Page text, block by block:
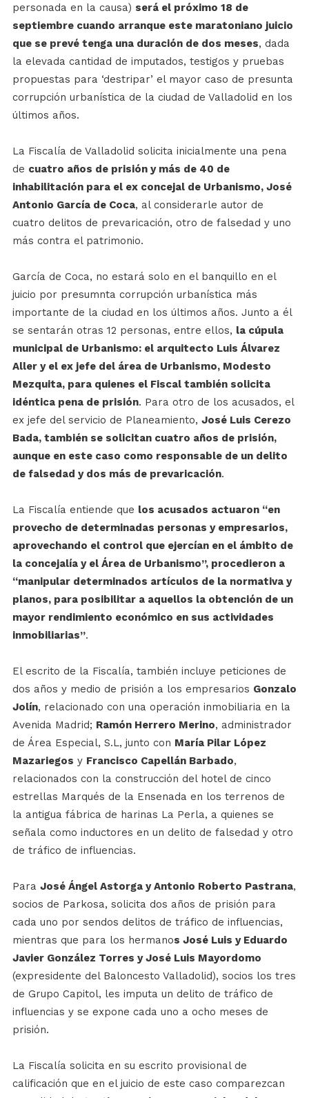
personada en la causa) será el próximo 18 de
septiembre cuando arranque este maratoniano juicio
que se prevé tenga una duración de dos meses, dada
la elevada cantidad de imputados, testigos y pruebas
propuestas para ‘destripar’ el mayor caso de presunta
corrupción urbanística de la ciudad de Valladolid en los
últimos años.
La Fiscalía de Valladolid solicita inicialmente una pena
de cuatro años de prisión y más de 40 de
inhabilitación para el ex concejal de Urbanismo, José
Antonio García de Coca, al considerarle autor de
cuatro delitos de prevaricación, otro de falsedad y uno
más contra el patrimonio.
García de Coca, no estará solo en el banquillo en el
juicio por presumnta corrupción urbanística más
importante de la ciudad en los últimos años. Junto a él
se sentarán otras 12 personas, entre ellos, la cúpula
municipal de Urbanismo: el arquitecto Luis Álvarez
Aller y el ex jefe del área de Urbanismo, Modesto
Mezquita, para quienes el Fiscal también solicita
idéntica pena de prisión. Para otro de los acusados, el
ex jefe del servicio de Planeamiento, José Luis Cerezo
Bada, también se solicitan cuatro años de prisión,
aunque en este caso como responsable de un delito
de falsedad y dos más de prevaricación.
La Fiscalía entiende que los acusados actuaron “en
provecho de determinadas personas y empresarios,
aprovechando el control que ejercían en el ámbito de
la concejalía y el Área de Urbanismo”, procedieron a
“manipular determinados artículos de la normativa y
planos, para posibilitar a aquellos la obtención de un
mayor rendimiento económico en sus actividades
inmobiliarias”.
El escrito de la Fiscalía, también incluye peticiones de
dos años y medio de prisión a los empresarios Gonzalo
Jolín, relacionado con una operación inmobiliaria en la
Avenida Madrid; Ramón Herrero Merino, administrador
de Área Especial, S.L, junto con María Pilar López
Mazariegos y Francisco Capellán Barbado,
relacionados con la construcción del hotel de cinco
estrellas Marqués de la Ensenada en los terrenos de
la antigua fábrica de harinas La Perla, a quienes se
señala como inductores en un delito de falsedad y otro
de tráfico de influencias.
Para José Ángel Astorga y Antonio Roberto Pastrana,
socios de Parkosa, solicita dos años de prisión para
cada uno por sendos delitos de tráfico de influencias,
mientras que para los hermanos José Luis y Eduardo
Javier González Torres y José Luis Mayordomo
(expresidente del Baloncesto Valladolid), socios los tres
de Grupo Capitol, les imputa un delito de tráfico de
influencias y se expone cada uno a ocho meses de
prisión.
La Fiscalía solicita en su escrito provisional de
calificación que en el juicio de este caso comparezcan